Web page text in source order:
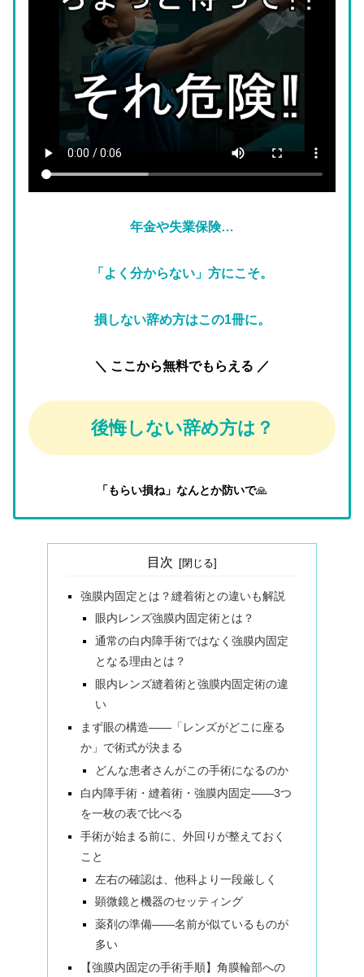
年金や失業保険…
「よく分からない」方にこそ。
損しない辞め方はこの1冊に。
＼ ここから無料でもらえる ／
後悔しない辞め方は？
「もらい損ね」なんとか防いで🙏
目次
強膜内固定とは？縫着術との違いも解説
眼内レンズ強膜内固定術とは？
通常の白内障手術ではなく強膜内固定
となる理由とは？
眼内レンズ縫着術と強膜内固定術の違
い
まず眼の構造——「レンズがどこに座る
か」で術式が決まる
どんな患者さんがこの手術になるのか
白内障手術・縫着術・強膜内固定——3つ
を一枚の表で比べる
手術が始まる前に、外回りが整えておく
こと
左右の確認は、他科より一段厳しく
顕微鏡と機器のセッティング
薬剤の準備——名前が似ているものが
多い
【強膜内固定の手術手順】角膜輪部への